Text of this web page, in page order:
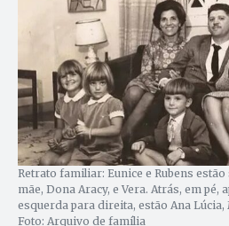
Retrato familiar: Eunice e Rubens
mãe, Dona Aracy, e Vera. Atrás, em pé,
esquerda para direita, estão Ana Lúcia,
Foto: Arquivo de família